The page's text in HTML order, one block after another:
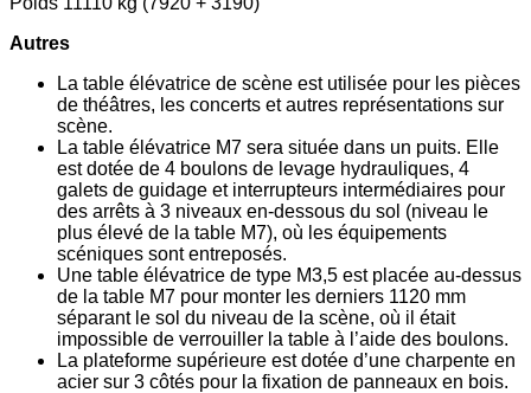
Autres
La table élévatrice de scène est utilisée pour les pièces
de théâtres, les concerts et autres représentations sur
scène.
La table élévatrice M7 sera située dans un puits. Elle
est dotée de 4 boulons de levage hydrauliques, 4
galets de guidage et interrupteurs intermédiaires pour
des arrêts à 3 niveaux en-dessous du sol (niveau le
plus élevé de la table M7), où les équipements
scéniques sont entreposés.
Une table élévatrice de type M3,5 est placée au-dessus
de la table M7 pour monter les derniers 1120 mm
séparant le sol du niveau de la scène, où il était
impossible de verrouiller la table à l’aide des boulons.
La plateforme supérieure est dotée d’une charpente en
acier sur 3 côtés pour la fixation de panneaux en bois.